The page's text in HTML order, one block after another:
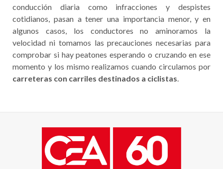
conducción diaria como infracciones y despistes
cotidianos, pasan a tener una importancia menor, y en
algunos casos, los conductores no aminoramos la
velocidad ni tomamos las precauciones necesarias para
comprobar si hay peatones esperando o cruzando en ese
momento y los mismo realizamos cuando circulamos por
carreteras con carriles destinados a ciclistas.